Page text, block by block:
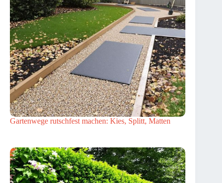
Gartenwege rutschfest machen: Kies, Splitt, Matten